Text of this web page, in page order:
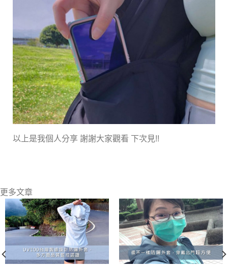
以上是我個人分享 謝謝大家觀看 下次見!!
更多文章